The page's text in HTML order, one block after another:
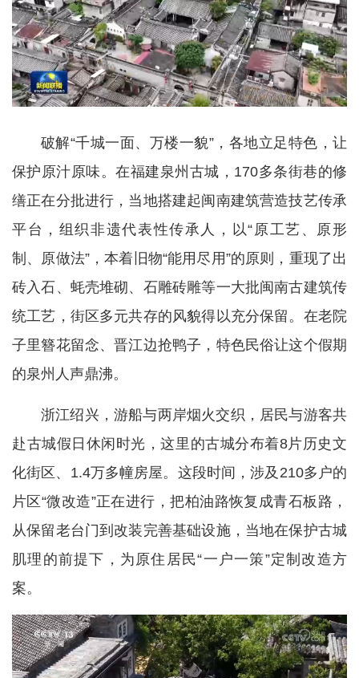
破解“千城一面、万楼一貌”，各地立足特色，让
保护原汁原味。在福建泉州古城，170多条街巷的修
缮正在分批进行，当地搭建起闽南建筑营造技艺传承
平台，组织非遗代表性传承人，以“原工艺、原形
制、原做法”，本着旧物“能用尽用”的原则，重现了出
砖入石、蚝壳堆砌、石雕砖雕等一大批闽南古建筑传
统工艺，街区多元共存的风貌得以充分保留。在老院
子里簪花留念、晋江边抢鸭子，特色民俗让这个假期
的泉州人声鼎沸。
浙江绍兴，游船与两岸烟火交织，居民与游客共
赴古城假日休闲时光，这里的古城分布着8片历史文
化街区、1.4万多幢房屋。这段时间，涉及210多户的
片区“微改造”正在进行，把柏油路恢复成青石板路，
从保留老台门到改装完善基础设施，当地在保护古城
肌理的前提下，为原住居民“一户一策”定制改造方
案。